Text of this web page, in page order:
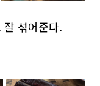
섞어준다.